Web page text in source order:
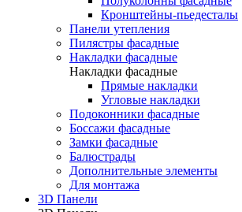
Кронштейны-пьедесталы
Панели утепления
Пилястры фасадные
Накладки фасадные
Накладки фасадные
Прямые накладки
Угловые накладки
Подоконники фасадные
Боссажи фасадные
Замки фасадные
Балюстрады
Дополнительные элементы
Для монтажа
3D Панели